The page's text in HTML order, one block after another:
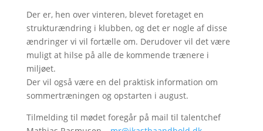
Der er, hen over vinteren, blevet foretaget en
strukturændring i klubben, og det er nogle af disse
ændringer vi vil fortælle om. Derudover vil det være
muligt at hilse på alle de kommende trænere i
miljøet.
Der vil også være en del praktisk information om
sommertræningen og opstarten i august.
Tilmelding til mødet foregår på mail til talentchef